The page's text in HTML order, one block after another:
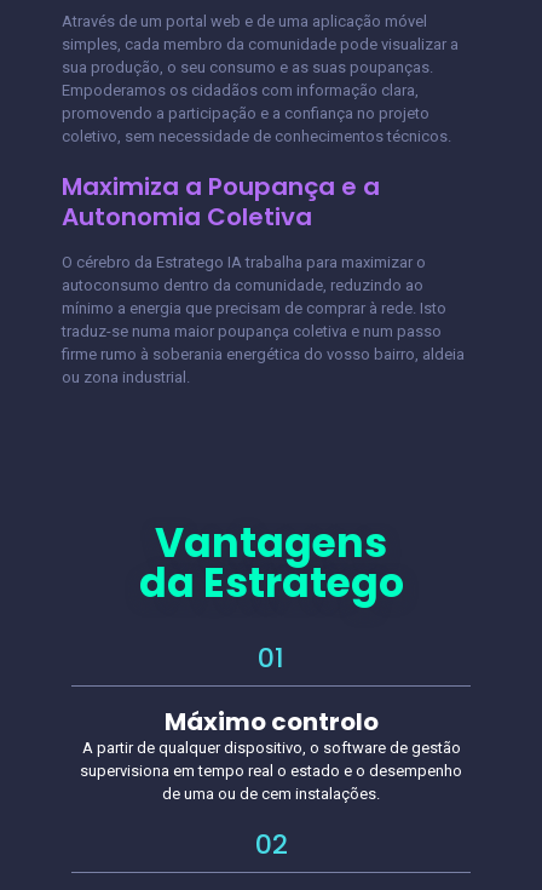
Através de um portal web e de uma aplicação móvel
simples, cada membro da comunidade pode visualizar a
sua produção, o seu consumo e as suas poupanças.
Empoderamos os cidadãos com informação clara,
promovendo a participação e a confiança no projeto
coletivo, sem necessidade de conhecimentos técnicos.
Maximiza a Poupança e a
Autonomia Coletiva
O cérebro da Estratego IA trabalha para maximizar o
autoconsumo dentro da comunidade, reduzindo ao
mínimo a energia que precisam de comprar à rede. Isto
traduz-se numa maior poupança coletiva e num passo
firme rumo à soberania energética do vosso bairro, aldeia
ou zona industrial.
Vantagens
da Estratego
01
Máximo controlo
A partir de qualquer dispositivo, o software de gestão
supervisiona em tempo real o estado e o desempenho
de uma ou de cem instalações.
02